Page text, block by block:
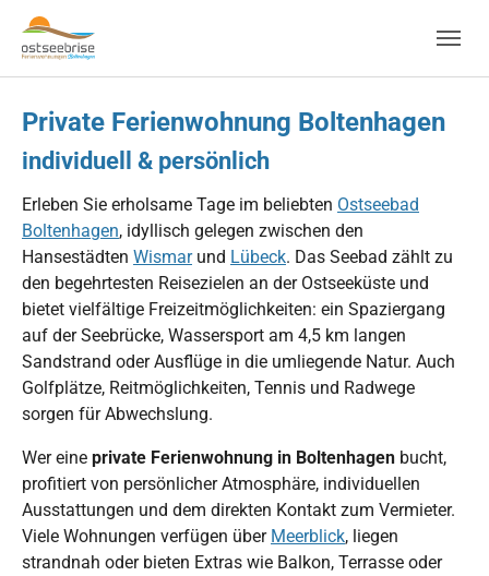
Skip to main navigation
Zum Hauptinhalt springen
Skip to page footer
Private Ferienwohnung Boltenhagen
individuell & persönlich
Erleben Sie erholsame Tage im beliebten Ostseebad
Boltenhagen, idyllisch gelegen zwischen den
Hansestädten Wismarund Lübeck. Das Seebad zählt zu
den begehrtesten Reisezielen an der Ostseeküste und
bietet vielfältige Freizeitmöglichkeiten: ein Spaziergang
auf der Seebrücke, Wassersport am 4,5 km langen
Sandstrand oder Ausflüge in die umliegende Natur. Auch
Golfplätze, Reitmöglichkeiten, Tennis und Radwege
sorgen für Abwechslung.
Wer eine private Ferienwohnung in Boltenhagen bucht,
profitiert von persönlicher Atmosphäre, individuellen
Ausstattungen und dem direkten Kontakt zum Vermieter.
Viele Wohnungen verfügen über Meerblick, liegen
strandnah oder bieten Extras wie Balkon, Terrasse oder